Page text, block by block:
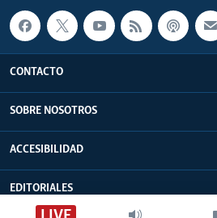
CONTACTO
SOBRE NOSOTROS
ACCESIBILIDAD
EDITORIALES